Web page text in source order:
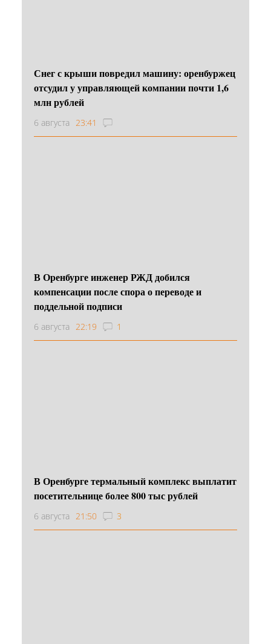
Снег с крыши повредил машину: оренбуржец
отсудил у управляющей компании почти 1,6
млн рублей
6 августа 23:41
В Оренбурге инженер РЖД добился
компенсации после спора о переводе и
поддельной подписи
6 августа 22:19 1
В Оренбурге термальный комплекс выплатит
посетительнице более 800 тыс рублей
6 августа 21:50 3